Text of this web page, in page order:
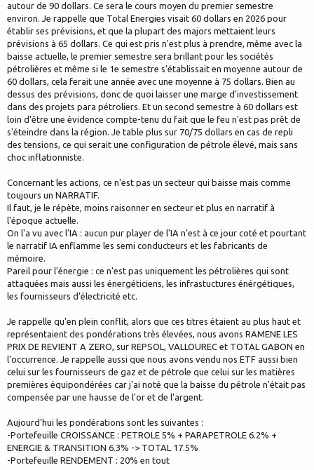
autour de 90 dollars. Ce sera le cours moyen du premier semestre
environ. Je rappelle que Total Energies visait 60 dollars en 2026 pour
établir ses prévisions, et que la plupart des majors mettaient leurs
prévisions à 65 dollars. Ce qui est pris n'est plus à prendre, même avec la
baisse actuelle, le premier semestre sera brillant pour les sociétés
pétrolières et même si le 1e semestre s'établissait en moyenne autour de
60 dollars, cela ferait une année avec une moyenne à 75 dollars. Bien au
dessus des prévisions, donc de quoi laisser une marge d'investissement
dans des projets para pétroliers. Et un second semestre à 60 dollars est
loin d'être une évidence compte-tenu du fait que le feu n'est pas prêt de
s'éteindre dans la région. Je table plus sur 70/75 dollars en cas de repli
des tensions, ce qui serait une configuration de pétrole élevé, mais sans
choc inflationniste.
Concernant les actions, ce n'est pas un secteur qui baisse mais comme
toujours un NARRATIF.
Il faut, je le répète, moins raisonner en secteur et plus en narratif à
l'époque actuelle.
On l'a vu avec l'IA : aucun pur player de l'IA n'est à ce jour coté et pourtant
le narratif IA enflamme les semi conducteurs et les fabricants de
mémoire.
Pareil pour l'énergie : ce n'est pas uniquement les pétrolières qui sont
attaquées mais aussi les énergéticiens, les infrastuctures énérgétiques,
les fournisseurs d'électricité etc.
Je rappelle qu'en plein conflit, alors que ces titres étaient au plus haut et
représentaient des pondérations très élevées, nous avons RAMENE LES
PRIX DE REVIENT A ZERO, sur REPSOL, VALLOUREC et TOTAL GABON en
l'occurrence. Je rappelle aussi que nous avons vendu nos ETF aussi bien
celui sur les fournisseurs de gaz et de pétrole que celui sur les matières
premières équipondérées car j'ai noté que la baisse du pétrole n'était pas
compensée par une hausse de l'or et de l'argent.
Aujourd'hui les pondérations sont les suivantes :
-Portefeuille CROISSANCE : PETROLE 5% + PARAPETROLE 6.2% +
ENERGIE & TRANSITION 6.3% -> TOTAL 17.5%
-Portefeuille RENDEMENT : 20% en tout